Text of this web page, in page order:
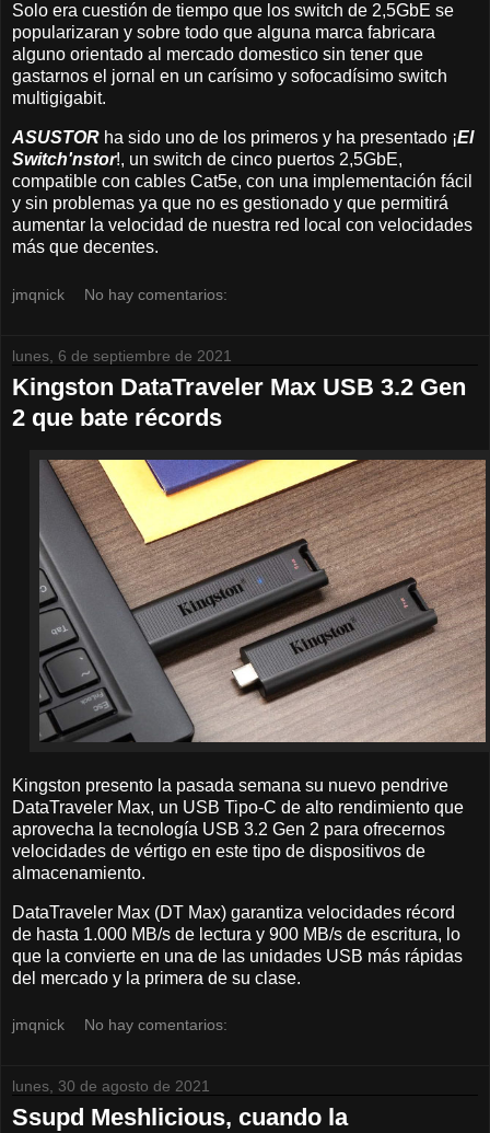
Solo era cuestión de tiempo que los switch de 2,5GbE se
popularizaran y sobre todo que alguna marca fabricara
alguno orientado al mercado domestico sin tener que
gastarnos el jornal en un carísimo y sofocadísimo switch
multigigabit.
ASUSTOR ha sido uno de los primeros y ha presentado ¡El
Switch'nstor!, un switch de cinco puertos 2,5GbE,
compatible con cables Cat5e, con una implementación fácil
y sin problemas ya que no es gestionado y que permitirá
aumentar la velocidad de nuestra red local con velocidades
más que decentes.
jmqnick No hay comentarios:
lunes, 6 de septiembre de 2021
Kingston DataTraveler Max USB 3.2 Gen
2 que bate récords
Kingston presento la pasada semana su nuevo pendrive
DataTraveler Max, un USB Tipo-C de alto rendimiento que
aprovecha la tecnología USB 3.2 Gen 2 para ofrecernos
velocidades de vértigo en este tipo de dispositivos de
almacenamiento.
DataTraveler Max (DT Max) garantiza velocidades récord
de hasta 1.000 MB/s de lectura y 900 MB/s de escritura, lo
que la convierte en una de las unidades USB más rápidas
del mercado y la primera de su clase.
jmqnick No hay comentarios:
lunes, 30 de agosto de 2021
Ssupd Meshlicious, cuando la